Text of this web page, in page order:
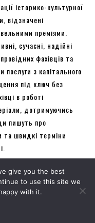
історико-культурної
відзначені
преміями.
сучасні, надійні
фахівців та
з капітального
під ключ без
в роботі
дотримуючись
пишуть про
та швидкі терміни
номером телефону:
підрядників,
give you the best
to use this site we
with it.